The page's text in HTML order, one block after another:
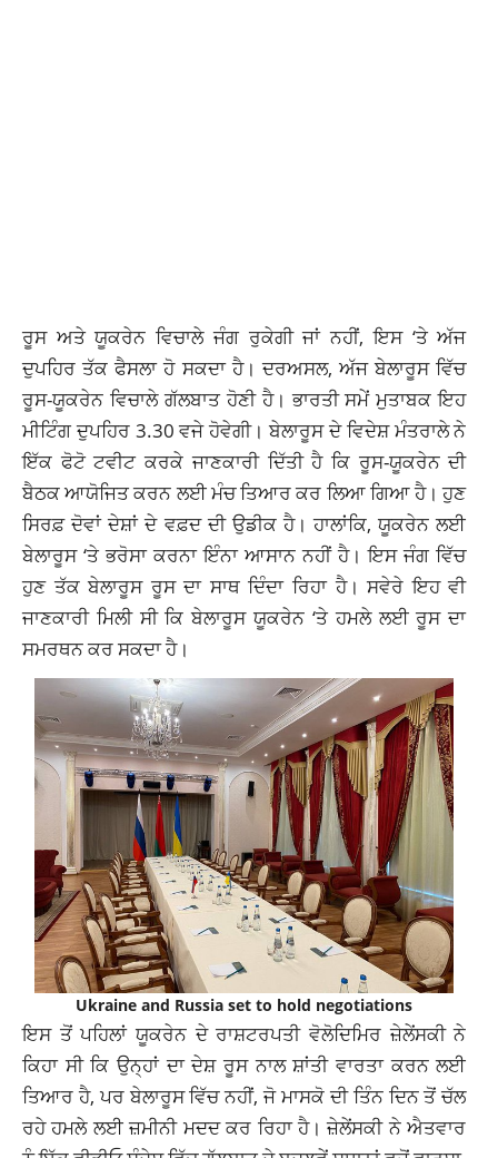
ਰੂਸ ਅਤੇ ਯੂਕਰੇਨ ਵਿਚਾਲੇ ਜੰਗ ਰੁਕੇਗੀ ਜਾਂ ਨਹੀਂ, ਇਸ ‘ਤੇ ਅੱਜ
ਦੁਪਹਿਰ ਤੱਕ ਫੈਸਲਾ ਹੋ ਸਕਦਾ ਹੈ। ਦਰਅਸਲ, ਅੱਜ ਬੇਲਾਰੂਸ ਵਿੱਚ
ਰੂਸ-ਯੂਕਰੇਨ ਵਿਚਾਲੇ ਗੱਲਬਾਤ ਹੋਣੀ ਹੈ। ਭਾਰਤੀ ਸਮੇਂ ਮੁਤਾਬਕ ਇਹ
ਮੀਟਿੰਗ ਦੁਪਹਿਰ 3.30 ਵਜੇ ਹੋਵੇਗੀ। ਬੇਲਾਰੂਸ ਦੇ ਵਿਦੇਸ਼ ਮੰਤਰਾਲੇ ਨੇ
ਇੱਕ ਫੋਟੋ ਟਵੀਟ ਕਰਕੇ ਜਾਣਕਾਰੀ ਦਿੱਤੀ ਹੈ ਕਿ ਰੂਸ-ਯੂਕਰੇਨ ਦੀ
ਬੈਠਕ ਆਯੋਜਿਤ ਕਰਨ ਲਈ ਮੰਚ ਤਿਆਰ ਕਰ ਲਿਆ ਗਿਆ ਹੈ। ਹੁਣ
ਸਿਰਫ਼ ਦੋਵਾਂ ਦੇਸ਼ਾਂ ਦੇ ਵਫ਼ਦ ਦੀ ਉਡੀਕ ਹੈ। ਹਾਲਾਂਕਿ, ਯੂਕਰੇਨ ਲਈ
ਬੇਲਾਰੂਸ ‘ਤੇ ਭਰੋਸਾ ਕਰਨਾ ਇੰਨਾ ਆਸਾਨ ਨਹੀਂ ਹੈ। ਇਸ ਜੰਗ ਵਿੱਚ
ਹੁਣ ਤੱਕ ਬੇਲਾਰੂਸ ਰੂਸ ਦਾ ਸਾਥ ਦਿੰਦਾ ਰਿਹਾ ਹੈ। ਸਵੇਰੇ ਇਹ ਵੀ
ਜਾਣਕਾਰੀ ਮਿਲੀ ਸੀ ਕਿ ਬੇਲਾਰੂਸ ਯੂਕਰੇਨ ‘ਤੇ ਹਮਲੇ ਲਈ ਰੂਸ ਦਾ
ਸਮਰਥਨ ਕਰ ਸਕਦਾ ਹੈ।
Ukraine and Russia set to hold negotiations
ਇਸ ਤੋਂ ਪਹਿਲਾਂ ਯੂਕਰੇਨ ਦੇ ਰਾਸ਼ਟਰਪਤੀ ਵੋਲੋਦਿਮਿਰ ਜ਼ੇਲੇਂਸਕੀ ਨੇ
ਕਿਹਾ ਸੀ ਕਿ ਉਨ੍ਹਾਂ ਦਾ ਦੇਸ਼ ਰੂਸ ਨਾਲ ਸ਼ਾਂਤੀ ਵਾਰਤਾ ਕਰਨ ਲਈ
ਤਿਆਰ ਹੈ, ਪਰ ਬੇਲਾਰੂਸ ਵਿੱਚ ਨਹੀਂ, ਜੋ ਮਾਸਕੋ ਦੀ ਤਿੰਨ ਦਿਨ ਤੋਂ ਚੱਲ
ਰਹੇ ਹਮਲੇ ਲਈ ਜ਼ਮੀਨੀ ਮਦਦ ਕਰ ਰਿਹਾ ਹੈ। ਜ਼ੇਲੇਂਸਕੀ ਨੇ ਐਤਵਾਰ